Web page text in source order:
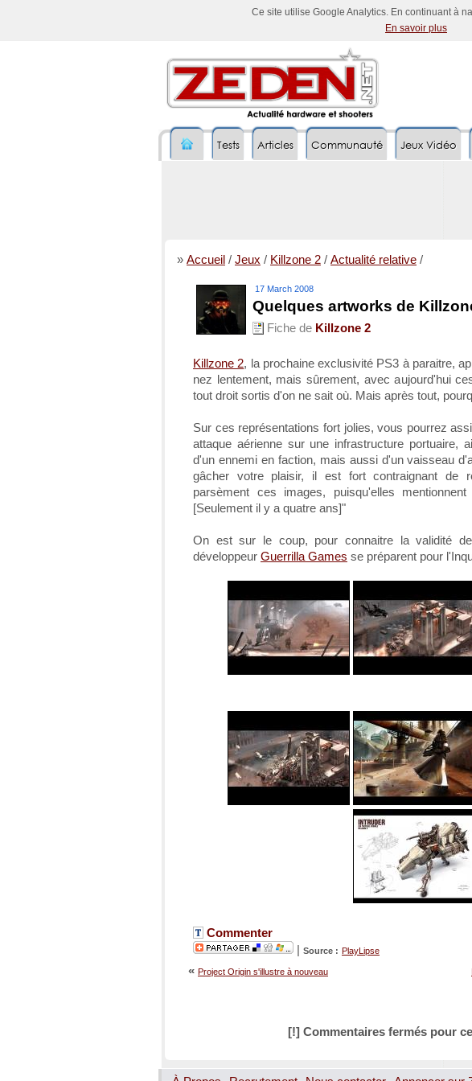
Ce site utilise Google Analytics. En continuant à
En savoir plus
Tests Articles Communauté Jeux Vidéo
» Accueil / Jeux / Killzone 2 / Actualité relative /
17 March 2008
Quelques artworks de
Fiche de Killzone 2
Killzone 2, la prochaine exclusivité PS3 à paraitre,
nez lentement, mais sûrement, avec aujourd'hui
tout droit sortis d'on ne sait où. Mais après tout,
Sur ces représentations fort jolies, vous pourrez
attaque aérienne sur une infrastructure portuaire,
d'un ennemi en faction, mais aussi d'un vaisseau
gâcher votre plaisir, il est fort contraignant de
parsèment ces images, puisqu'elles
[Seulement il y a quatre ans]"
On est sur le coup, pour connaitre la validité
développeur Guerrilla Games se préparent pour
Commenter
Source : PlayLipse
« Project Origin s'illustre à nouveau
[!] Commentaires fermés pour